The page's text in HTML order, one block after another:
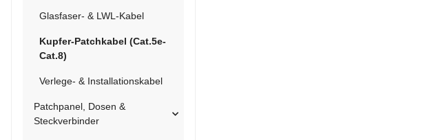
Glasfaser- & LWL-Kabel
Kupfer-Patchkabel (Cat.5e-
Cat.8)
Verlege- & Installationskabel
Patchpanel, Dosen &
Steckverbinder